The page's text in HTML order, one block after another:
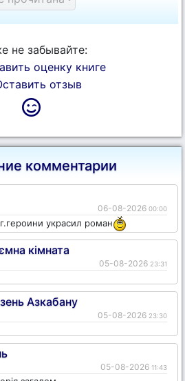
не забывайте:
оценку книге
отзыв
комментарии
06-08-2026 00:00
украсил роман
кімната
05-08-2026 23:31
Азкабану
05-08-2026 23:30
05-08-2026 11:43